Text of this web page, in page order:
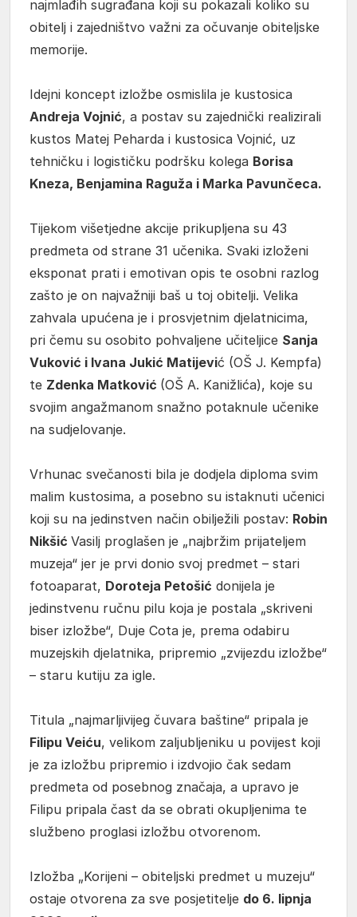
najmlađih sugrađana koji su pokazali koliko su
obitelj i zajedništvo važni za očuvanje obiteljske
memorije.
Idejni koncept izložbe osmislila je kustosica
Andreja Vojnić, a postav su zajednički realizirali
kustos Matej Peharda i kustosica Vojnić, uz
tehničku i logističku podršku kolega Borisa
Kneza, Benjamina Raguža i Marka Pavunčeca.
Tijekom višetjedne akcije prikupljena su 43
predmeta od strane 31 učenika. Svaki izloženi
eksponat prati i emotivan opis te osobni razlog
zašto je on najvažniji baš u toj obitelji. Velika
zahvala upućena je i prosvjetnim djelatnicima,
pri čemu su osobito pohvaljene učiteljice Sanja
Vuković i Ivana Jukić Matijević (OŠ J. Kempfa)
te Zdenka Matković (OŠ A. Kanižlića), koje su
svojim angažmanom snažno potaknule učenike
na sudjelovanje.
Vrhunac svečanosti bila je dodjela diploma svim
malim kustosima, a posebno su istaknuti učenici
koji su na jedinstven način obilježili postav: Robin
Nikšić Vasilj proglašen je „najbržim prijateljem
muzeja“ jer je prvi donio svoj predmet – stari
fotoaparat, Doroteja Petošić donijela je
jedinstvenu ručnu pilu koja je postala „skriveni
biser izložbe“, Duje Cota je, prema odabiru
muzejskih djelatnika, pripremio „zvijezdu izložbe“
– staru kutiju za igle.
Titula „najmarljivijeg čuvara baštine“ pripala je
Filipu Veiću, velikom zaljubljeniku u povijest koji
je za izložbu pripremio i izdvojio čak sedam
predmeta od posebnog značaja, a upravo je
Filipu pripala čast da se obrati okupljenima te
službeno proglasi izložbu otvorenom.
Izložba „Korijeni – obiteljski predmet u muzeju“
ostaje otvorena za sve posjetitelje do 6. lipnja